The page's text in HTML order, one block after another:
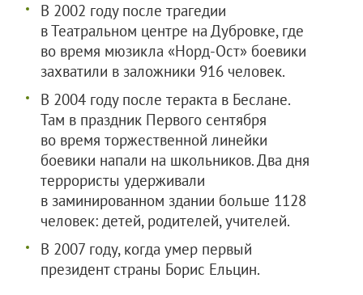
В 2002 году после трагедии
в Театральном центре на Дубровке, где
во время мюзикла «Норд-Ост» боевики
захватили в заложники 916 человек.
В 2004 году после теракта в Беслане.
Там в праздник Первого сентября
во время торжественной линейки
боевики напали на школьников. Два дня
террористы удерживали
в заминированном здании больше 1128
человек: детей, родителей, учителей.
В 2007 году, когда умер первый
президент страны Борис Ельцин.